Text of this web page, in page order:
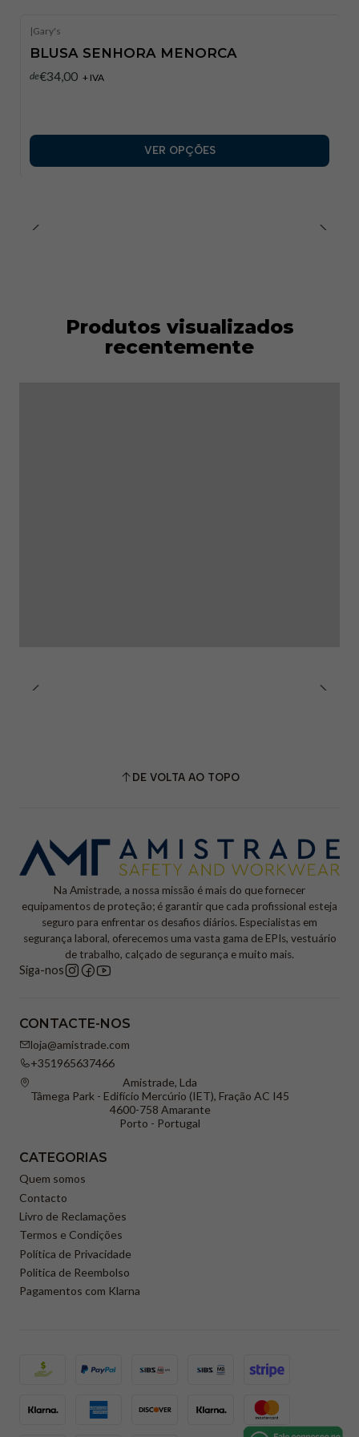
|Gary's
BLUSA SENHORA MENORCA
de€34,00 + IVA
VER OPÇÕES
Produtos visualizados
recentemente
DE VOLTA AO TOPO
Na Amistrade, a nossa missão é mais do que fornecer
equipamentos de proteção; é garantir que cada profissional esteja
seguro para enfrentar os desafios diários. Especialistas em
segurança laboral, oferecemos uma vasta gama de EPIs, vestuário
de trabalho, calçado de segurança e muito mais.
Siga-nos
CONTACTE-NOS
loja@amistrade.com
+351965637466
Amistrade, Lda
Tâmega Park - Edifício Mercúrio (IET), Fração AC I45
4600-758 Amarante
Porto - Portugal
CATEGORIAS
Quem somos
Contacto
Livro de Reclamações
Termos e Condições
Política de Privacidade
Politica de Reembolso
Pagamentos com Klarna